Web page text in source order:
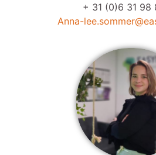
+ 31 (0)6 31 98
Anna-